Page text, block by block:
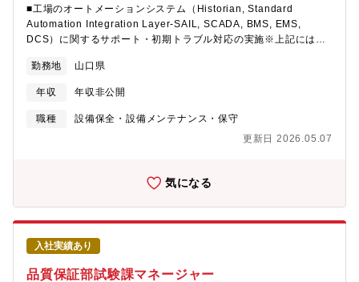
■工場のオートメーションシステム（Historian, Standard
Automation Integration Layer-SAIL, SCADA, BMS, EMS,
DCS）に関するサポート・初期トラブル対応の実施※上記には関
ターフェイスについての対応も含む。■バリデートされた状態が維
持されていることを確認するための周期的レビュー、逸脱調査サ
ポート、CAPAの実行及び変更の実行サポート■医薬品製造のため
の変更管理に関する基礎概念を遵守し実行■システム関連の仕様、
のライフサイクル活動のサポート■オートメーションシステムの日
システムとのインターフェースを含む初期トラブル対応■平日昼間
の現地対応ならびに夜間の電話対応■必要に応じた休日夜間の現地
対応■バリデートされた状態が維持されていることを確認するため
の周期的レビューの実施■逸脱発生時の調査作業■是正措置・予防
措置対応作業
勤務地 山口県
年収 年収非公開
職種
設備保全・設備メンテナンス・保守
更新日 2026.05.07
気になる
入社実績あり
品質保証部試験課マネージャー